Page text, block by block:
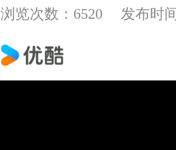
浏览次数：6520 发布时间